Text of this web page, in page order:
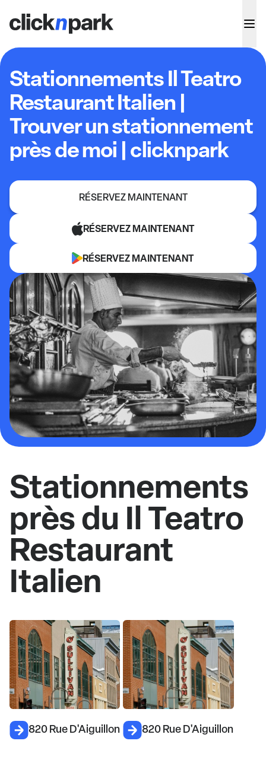
Stationnements Il Teatro
Restaurant Italien |
Trouver un stationnement
près de moi | clicknpark
RÉSERVEZ MAINTENANT
RÉSERVEZ MAINTENANT
RÉSERVEZ MAINTENANT
Stationnements
près du Il Teatro
Restaurant
Italien
820 Rue D'Aiguillon 820 Rue D'Aiguillon